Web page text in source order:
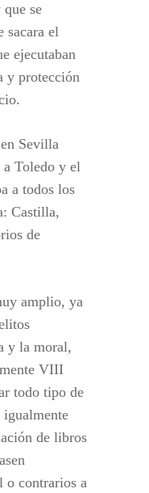
se
sacara el
ejecutaban
y protección
Sevilla
a Toledo y el
a todos los
Castilla,
de
amplio, ya
y la moral,
VIII
todo tipo de
igualmente
de libros
o contrarios a